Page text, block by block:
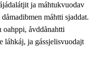
ja máhtukvuodav
máhtti sjaddat.
oahppi, åvddånahtti
láhkáj, ja gássjelisvuodajt